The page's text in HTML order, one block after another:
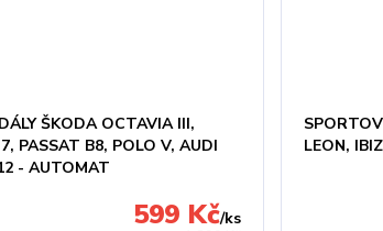
ŠKODA OCTAVIA III,
PASSAT B8, POLO V, AUDI
- AUTOMAT
599 Kč/ks
LEON,